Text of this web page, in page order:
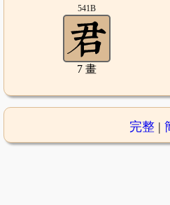
541B
7 畫
完整|